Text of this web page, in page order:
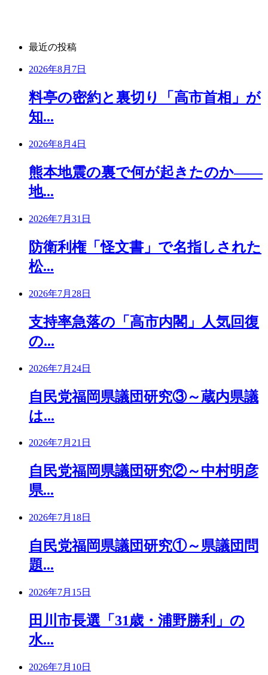
最近の投稿
2026年8月7日
料亭の密約と裏切り「高市首相」が
知...
2026年8月4日
熊本地震の裏で何が起きたのか――
地...
2026年7月31日
防衛利権「怪文書」で名指しされた
松...
2026年7月28日
支持率急落の「高市内閣」人気回復
の...
2026年7月24日
自民党福岡県議団研究③～蔵内県議
は...
2026年7月21日
自民党福岡県議団研究②～中村明彦
県...
2026年7月18日
自民党福岡県議団研究①～県議団問
題...
2026年7月15日
田川市長選「31歳・浦野勝利」の
水...
2026年7月10日